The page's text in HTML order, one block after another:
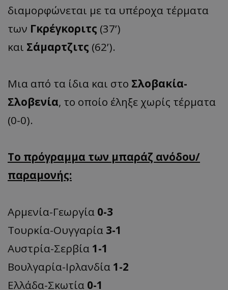
διαμορφώνεται με τα υπέροχα τέρματα
των Γκρέγκοριτς (37’)
και Σάμαρτζιτς (62’).
Μια από τα ίδια και στο Σλοβακία-
Σλοβενία, το οποίο έληξε χωρίς τέρματα
(0-0).
Το πρόγραμμα των μπαράζ ανόδου/
παραμονής:
Αρμενία-Γεωργία 0-3
Τουρκία-Ουγγαρία 3-1
Αυστρία-Σερβία 1-1
Βουλγαρία-Ιρλανδία 1-2
Ελλάδα-Σκωτία 0-1